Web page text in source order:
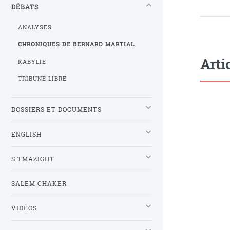
DÉBATS
ANALYSES
CHRONIQUES DE BERNARD MARTIAL
KABYLIE
TRIBUNE LIBRE
DOSSIERS ET DOCUMENTS
ENGLISH
S TMAZIGHT
SALEM CHAKER
VIDÉOS